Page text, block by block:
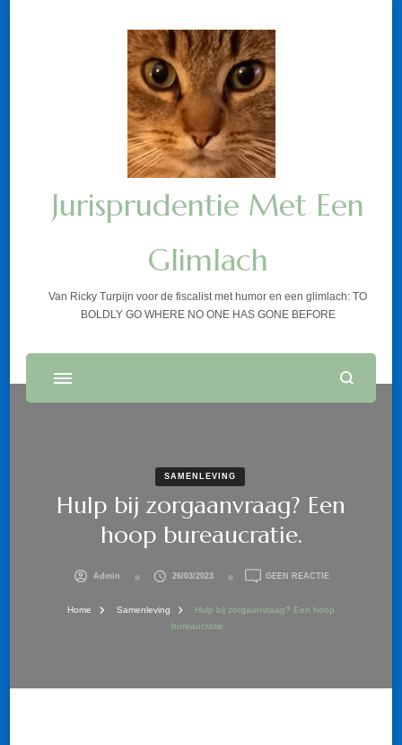
Jurisprudentie Met Een
Glimlach
Van Ricky Turpijn voor de fiscalist met humor en een glimlach: TO
BOLDLY GO WHERE NO ONE HAS GONE BEFORE
SAMENLEVING
Hulp bij zorgaanvraag? Een
hoop bureaucratie.
Admin 26/03/2023 GEEN REACTIEOP
Home Samenleving
Hulp bij zorgaanvraag? Een hoop
bureaucratie.